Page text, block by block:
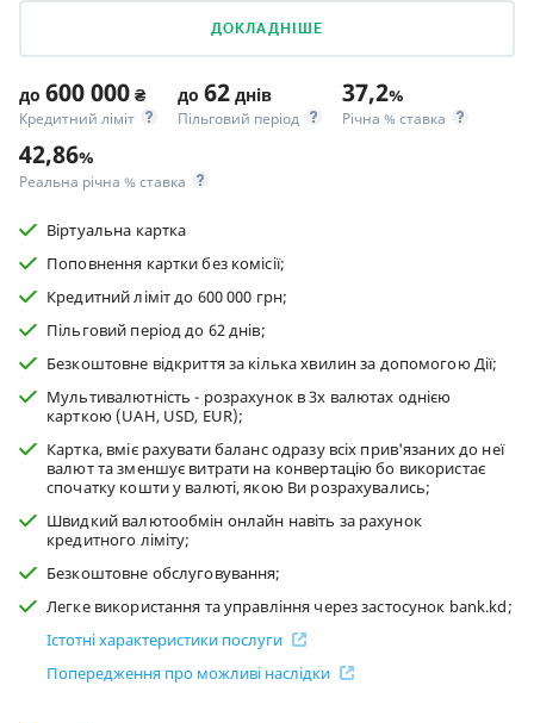
ДОКЛАДНІШЕ
до 600 000 ₴
Кредитний ліміт
до 62 днів
Пільговий період
37,2%
Річна % ставка
42,86%
Реальна річна % ставка
Віртуальна картка
Поповнення картки без комісії;
Кредитний ліміт до 600 000 грн;
Пільговий період до 62 днів;
Безкоштовне відкриття за кілька хвилин за допомогою Дії;
Мультивалютність - розрахунок в 3х валютах однією
карткою (UAH, USD, EUR);
Картка, вміє рахувати баланс одразу всіх прив'язаних до неї
валют та зменшує витрати на конвертацію бо використає
спочатку кошти у валюті, якою Ви розрахувались;
Швидкий валютообмін онлайн навіть за рахунок
кредитного ліміту;
Безкоштовне обслуговування;
Легке використання та управління через застосунок bank.kd;
Істотні характеристики послуги
Попередження про можливі наслідки